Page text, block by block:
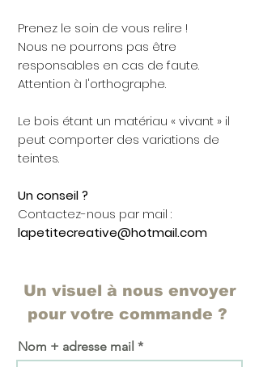
Prenez le soin de vous relire !
Nous ne pourrons pas être
responsables en cas de faute.
Attention à l'orthographe.
Le bois étant un matériau « vivant » il
peut comporter des variations de
teintes.
Un conseil ?
Contactez-nous par mail :
lapetitecreative@hotmail.com
Un visuel à nous envoyer
pour votre commande ?
Nom + adresse mail